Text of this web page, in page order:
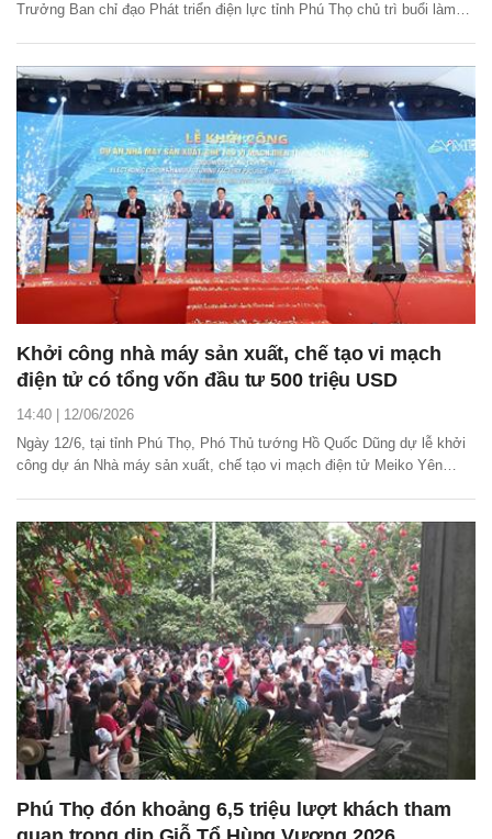
Trưởng Ban chỉ đạo Phát triển điện lực tỉnh Phú Thọ chủ trì buổi làm
gỡ vướng mắc trong triển khai các dự...
Khởi công nhà máy sản xuất, chế tạo vi mạch
điện tử có tổng vốn đầu tư 500 triệu USD
14:40 | 12/06/2026
Ngày 12/6, tại tỉnh Phú Thọ, Phó Thủ tướng Hồ Quốc Dũng dự lễ khởi
công dự án Nhà máy sản xuất, chế tạo vi mạch điện tử Meiko Yên
Phú Thọ đón khoảng 6,5 triệu lượt khách tham